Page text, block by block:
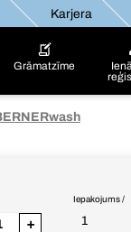
Karjera
Grāmatzīme
Iepakojums /
1
+